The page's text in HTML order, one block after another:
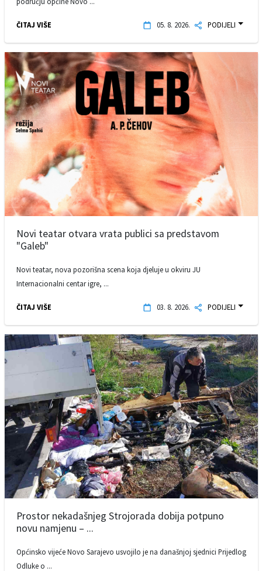
ČITAJ VIŠE 05. 8. 2026. PODIJELI
Novi teatar otvara vrata publici sa predstavom
"Galeb"
Novi teatar, nova pozorišna scena koja djeluje u okviru JU
Internacionalni centar igre, ...
ČITAJ VIŠE 03. 8. 2026. PODIJELI
Prostor nekadašnjeg Strojorada dobija potpuno
novu namjenu – ...
Općinsko vijeće Novo Sarajevo usvojilo je na današnjoj sjednici Prijedlog
Odluke o ...